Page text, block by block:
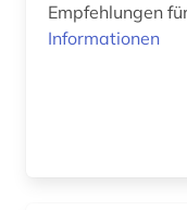
bildnis (1)
Empfehlungen
Informationen